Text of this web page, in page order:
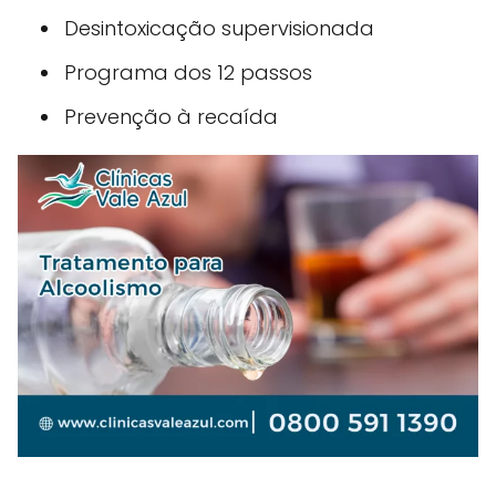
Desintoxicação supervisionada
Programa dos 12 passos
Prevenção à recaída